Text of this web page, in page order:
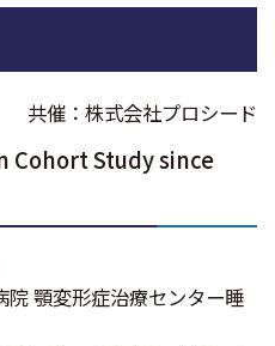
共催：株式会社プロシード
Cohort Study since
院 顎変形症治療センター睡